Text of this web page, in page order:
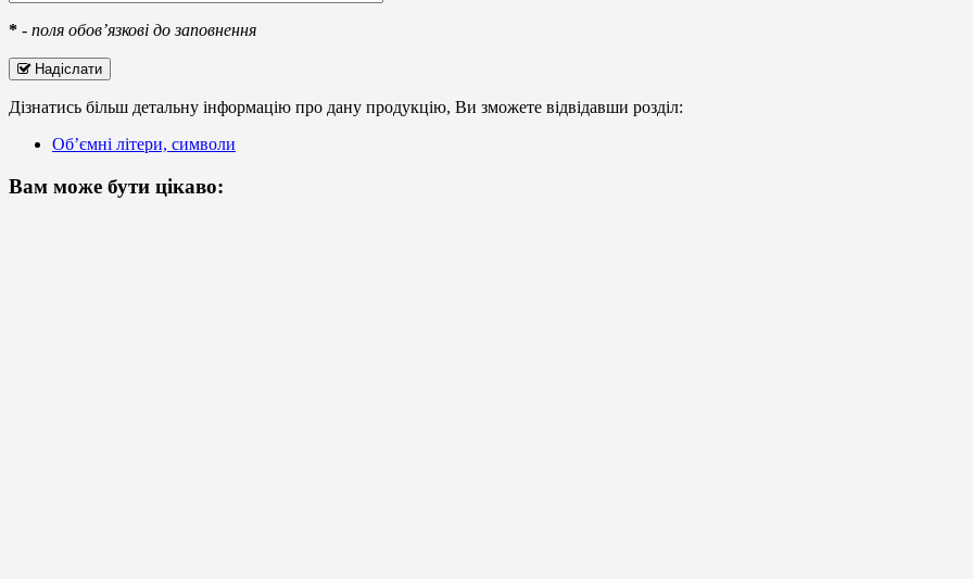
* - поля обов’язкові до заповнення
Надіслати
Дізнатись більш детальну інформацію про дану продукцію, Ви зможете відвідавши розділ:
Об’ємні літери, символи
Вам може бути цікаво: